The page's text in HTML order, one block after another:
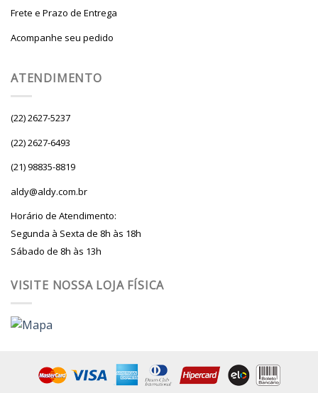
Frete e Prazo de Entrega
Acompanhe seu pedido
ATENDIMENTO
(22) 2627-5237
(22) 2627-6493
(21) 98835-8819
aldy@aldy.com.br
Horário de Atendimento:
Segunda à Sexta de 8h às 18h
Sábado de 8h às 13h
VISITE NOSSA LOJA FÍSICA